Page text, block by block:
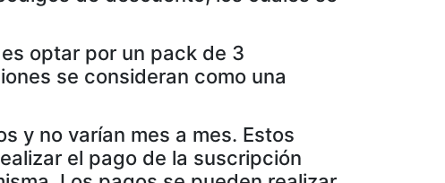
optar por un pack de 3
se consideran como una
y no varían mes a mes. Estos
el pago de la suscripción